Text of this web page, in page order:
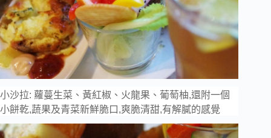
小沙拉: 蘿蔓生菜、黃紅椒、火龍果、葡萄柚,還附一個
小餅乾,蔬果及青菜新鮮脆口,爽脆清甜,有解膩的感覺